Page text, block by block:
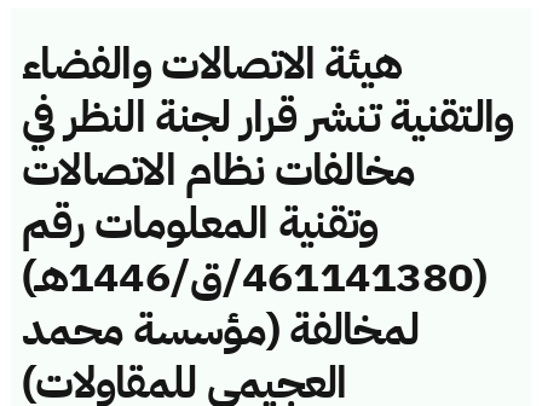
هيئة الاتصالات والفضاء
والتقنية تنشر قرار لجنة النظر في
مخالفات نظام الاتصالات
وتقنية المعلومات رقم
(461141380/ق/1446هـ)
لمخالفة (مؤسسة محمد
العجيمى للمقاولات)